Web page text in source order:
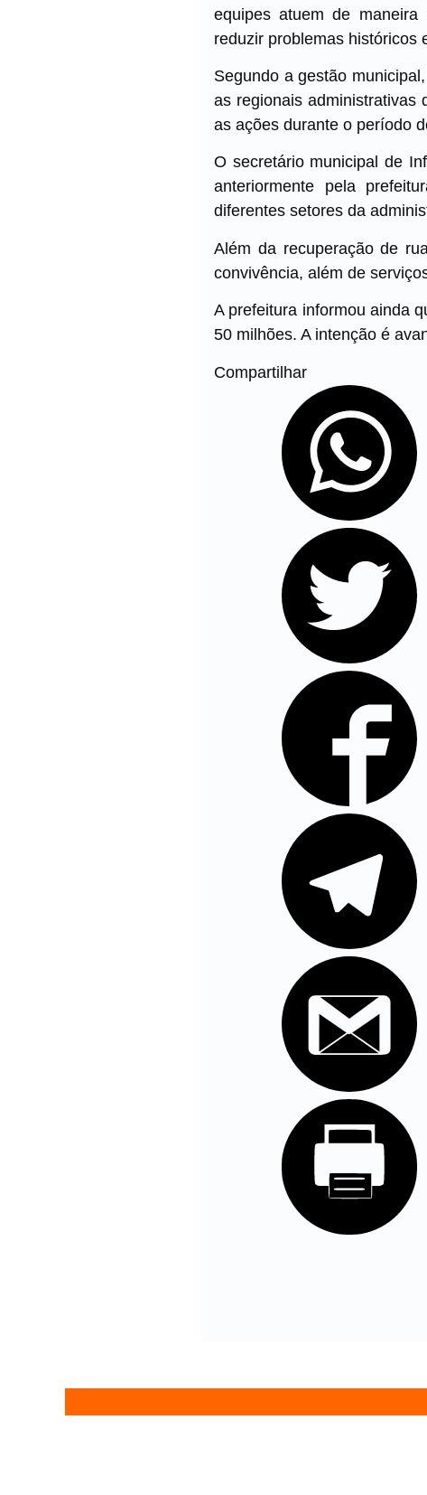
equipes atuem de
reduzir problemas históricos
Segundo a gestão
as regionais administrativas
as ações durante o período
O secretário municipal de
anteriormente pela
diferentes setores da
Além da recuperação de
convivência, além de
A prefeitura informou ainda
50 milhões. A intenção é
Compartilhar